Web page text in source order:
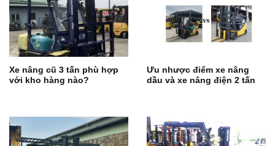
Xe nâng cũ 3 tấn phù hợp
với kho hàng nào?
Ưu nhược điểm xe nâng
dầu và xe nâng điện 2 tấn